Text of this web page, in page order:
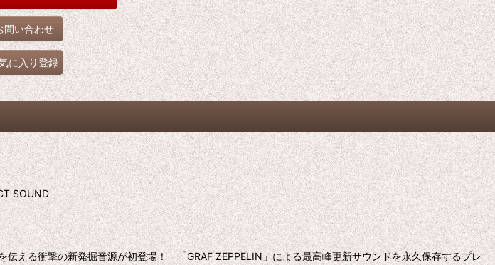
問い合わせ
に入り登録
SOUND
える衝撃の新発掘音源が初登場！ 「GRAF ZEPPELIN」による最高峰更新サウンドを永久保存するプレ